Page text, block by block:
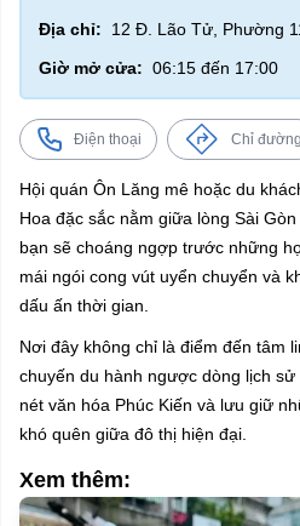
Địa chỉ:
12 Đ. Lão Tử, Phường
Giờ mở cửa: 06:15 đến 17:00
Điện thoại Chỉ đường
Hội quán Ôn Lăng mê hoặc du
Hoa đặc sắc nằm giữa lòng Sài
bạn sẽ choáng ngợp trước những
mái ngói cong vút uyển chuyển và
dấu ấn thời gian.
Nơi đây không chỉ là điểm đến tâm
chuyến du hành ngược dòng lịch
nét văn hóa Phúc Kiến và lưu giữ
khó quên giữa đô thị hiện đại.
Xem thêm: